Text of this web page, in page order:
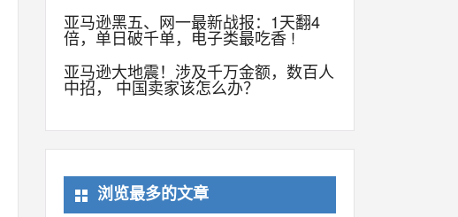
亚马逊黑五、网一最新战报：1天翻4
倍，单日破千单，电子类最吃香 !
亚马逊大地震！涉及千万金额，数百人
中招， 中国卖家该怎么办？
浏览最多的文章